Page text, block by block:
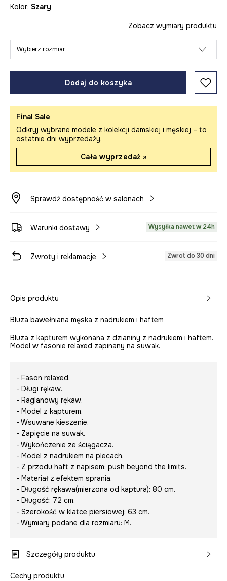
Kolor: szary
Zobacz wymiary produktu
Wybierz rozmiar
Dodaj do koszyka
Final Sale
Odkryj wybrane modele z kolekcji damskiej i męskiej – to
ostatnie dni wyprzedaży.
Cała wyprzedaż »
Sprawdź dostępność w salonach
Warunki dostawy Wysyłka nawet w 24h
Zwroty i reklamacje Zwrot do 30 dni
Opis produktu
Bluza bawełniana męska z nadrukiem i haftem
Bluza z kapturem wykonana z dzianiny z nadrukiem i haftem.
Model w fasonie relaxed zapinany na suwak.
- Fason relaxed.
- Długi rękaw.
- Raglanowy rękaw.
- Model z kapturem.
- Wsuwane kieszenie.
- Zapięcie na suwak.
- Wykończenie ze ściągacza.
- Model z nadrukiem na plecach.
- Z przodu haft z napisem: push beyond the limits.
- Materiał z efektem sprania.
- Długość rękawa(mierzona od kaptura): 80 cm.
- Długość: 72 cm.
- Szerokość w klatce piersiowej: 63 cm.
- Wymiary podane dla rozmiaru: M.
Szczegóły produktu
Cechy produktu